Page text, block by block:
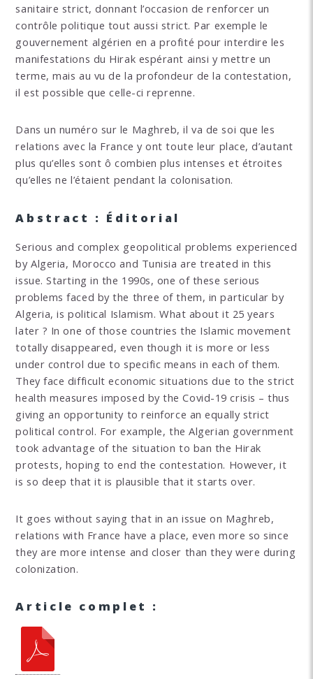
sanitaire strict, donnant l’occasion de renforcer un
contrôle politique tout aussi strict. Par exemple le
gouvernement algérien en a profité pour interdire les
manifestations du Hirak espérant ainsi y mettre un
terme, mais au vu de la profondeur de la contestation,
il est possible que celle-ci reprenne.
Dans un numéro sur le Maghreb, il va de soi que les
relations avec la France y ont toute leur place, d’autant
plus qu’elles sont ô combien plus intenses et étroites
qu’elles ne l’étaient pendant la colonisation.
Abstract : Éditorial
Serious and complex geopolitical problems experienced
by Algeria, Morocco and Tunisia are treated in this
issue. Starting in the 1990s, one of these serious
problems faced by the three of them, in particular by
Algeria, is political Islamism. What about it 25 years
later ? In one of those countries the Islamic movement
totally disappeared, even though it is more or less
under control due to specific means in each of them.
They face difficult economic situations due to the strict
health measures imposed by the Covid-19 crisis – thus
giving an opportunity to reinforce an equally strict
political control. For example, the Algerian government
took advantage of the situation to ban the Hirak
protests, hoping to end the contestation. However, it
is so deep that it is plausible that it starts over.
It goes without saying that in an issue on Maghreb,
relations with France have a place, even more so since
they are more intense and closer than they were during
colonization.
Article complet :